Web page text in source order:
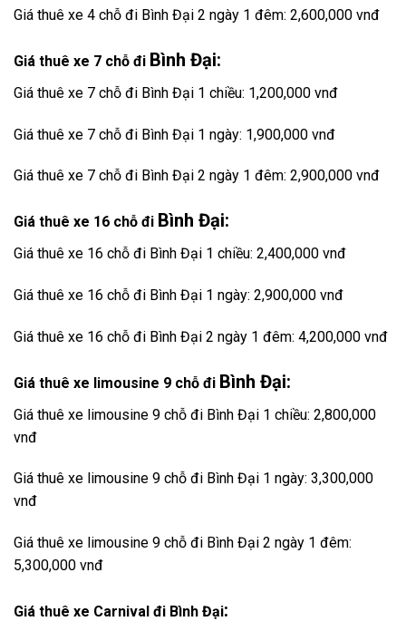
Giá thuê xe 4 chỗ đi Bình Đại 2 ngày 1 đêm: 2,600,000 vnđ
Giá thuê xe 7 chỗ đi Bình Đại:
Giá thuê xe 7 chỗ đi Bình Đại 1 chiều: 1,200,000 vnđ
Giá thuê xe 7 chỗ đi Bình Đại 1 ngày: 1,900,000 vnđ
Giá thuê xe 7 chỗ đi Bình Đại 2 ngày 1 đêm: 2,900,000 vnđ
Giá thuê xe 16 chỗ đi Bình Đại:
Giá thuê xe 16 chỗ đi Bình Đại 1 chiều: 2,400,000 vnđ
Giá thuê xe 16 chỗ đi Bình Đại 1 ngày: 2,900,000 vnđ
Giá thuê xe 16 chỗ đi Bình Đại 2 ngày 1 đêm: 4,200,000 vnđ
Giá thuê xe limousine 9 chỗ đi Bình Đại:
Giá thuê xe limousine 9 chỗ đi Bình Đại 1 chiều: 2,800,000
vnđ
Giá thuê xe limousine 9 chỗ đi Bình Đại 1 ngày: 3,300,000
vnđ
Giá thuê xe limousine 9 chỗ đi Bình Đại 2 ngày 1 đêm:
5,300,000 vnđ
Giá thuê xe Carnival đi Bình Đại: